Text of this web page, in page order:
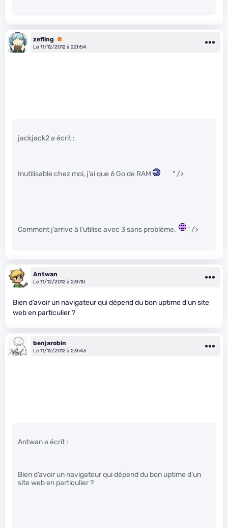
zefling
Premium
Le 11/12/2012 à 22h54
jackjack2 a écrit :
Inutilisable chez moi, j’ai que 6 Go de RAM " />
Comment j’arrive à l’utilise avec 3 sans problème. " />
Antwan
Le 11/12/2012 à 23h10
Bien d’avoir un navigateur qui dépend du bon uptime d’un site
web en particulier ?
benjarobin
Le 11/12/2012 à 23h43
Antwan a écrit :
Bien d’avoir un navigateur qui dépend du bon uptime d’un
site web en particulier ?